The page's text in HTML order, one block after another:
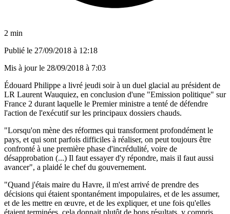
2 min
Publié le 27/09/2018 à 12:18
Mis à jour le 28/09/2018 à 7:03
Édouard Philippe a livré jeudi soir à un duel glacial au président de
LR Laurent Wauquiez, en conclusion d'une "Emission politique" sur
France 2 durant laquelle le Premier ministre a tenté de défendre
l'action de l'exécutif sur les principaux dossiers chauds.
"Lorsqu'on mène des réformes qui transforment profondément le
pays, et qui sont parfois difficiles à réaliser, on peut toujours être
confronté à une première phase d'incrédulité, voire de
désapprobation (...) Il faut essayer d'y répondre, mais il faut aussi
avancer", a plaidé le chef du gouvernement.
"Quand j'étais maire du Havre, il m'est arrivé de prendre des
décisions qui étaient spontanément impopulaires, et de les assumer,
et de les mettre en œuvre, et de les expliquer, et une fois qu'elles
étaient terminées, cela donnait plutôt de bons résultats, y compris